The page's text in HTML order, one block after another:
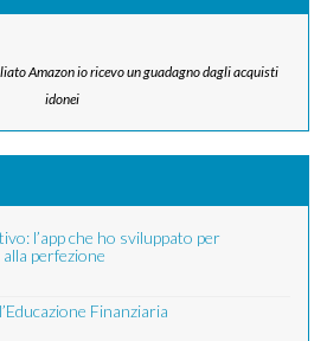
Amazon io ricevo un guadagno dagli acquisti
idonei
l’app che ho sviluppato per
perfezione
Finanziaria